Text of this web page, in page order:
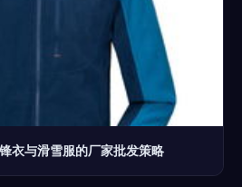
衣与滑雪服的厂家批发策略